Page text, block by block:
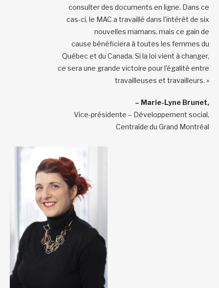
consulter des documents en ligne. Dans ce
cas-ci, le MAC a travaillé dans l’intérêt de six
nouvelles mamans, mais ce gain de
cause bénéficiera à toutes les femmes du
Québec et du Canada. Si la loi vient à changer,
ce sera une grande victoire pour l’égalité entre
travailleuses et travailleurs. »
– Marie-Lyne Brunet,
Vice-présidente – Développement social,
Centraide du Grand Montréal